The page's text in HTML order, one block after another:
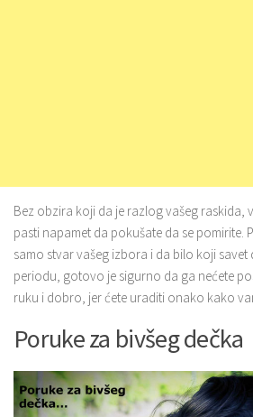
Bez obzira koji da je razlog vašeg raskida,
pasti napamet da pokušate da se pomirite.
samo stvar vašeg izbora i da bilo koji savet
periodu, gotovo je sigurno da ga nećete
ruku i dobro, jer ćete uraditi onako kako
Poruke za bivšeg dečka